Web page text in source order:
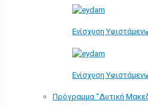
Ενίσχυση
Ενίσχυση
Πρόγραμμα “Δυτική